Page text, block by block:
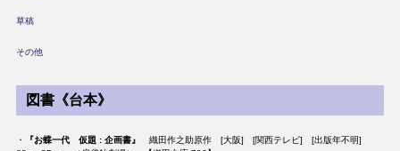
草稿
その他
図書《台本》
・ 『お蝶一代 仮題 : 企画書』
織田作之助原作 [大阪] [関西テレビ] [出版年不明]